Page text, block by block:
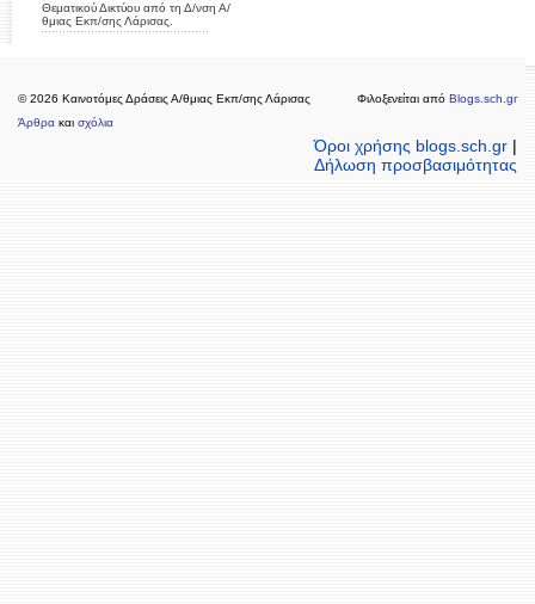
Θεματικού Δικτύου από τη Δ/νση Α/
θμιας Εκπ/σης Λάρισας.
© 2026 Καινοτόμες Δράσεις Α/θμιας Εκπ/σης Λάρισας
Άρθρα και σχόλια
Φιλοξενείται από Blogs.sch.gr
Όροι χρήσης blogs.sch.gr|
Δήλωση προσβασιμότητας